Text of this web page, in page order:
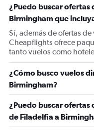
¿Puedo buscar ofertas
Birmingham que
Sí, además de ofertas
Cheapflights ofrece
tanto vuelos como
¿Cómo busco vuelos
Birmingham?
¿Puedo buscar ofertas
de Filadelfia a